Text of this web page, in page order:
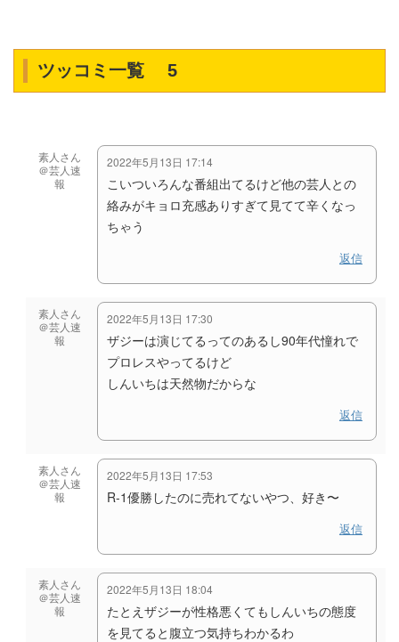
ツッコミ一覧 5
素人さん
＠芸人速
報
2022年5月13日 17:14
こいついろんな番組出てるけど他の芸人との
絡みがキョロ充感ありすぎて見てて辛くなっ
ちゃう
返信
素人さん
＠芸人速
報
2022年5月13日 17:30
ザジーは演じてるってのあるし90年代憧れで
プロレスやってるけど
しんいちは天然物だからな
返信
素人さん
＠芸人速
報
2022年5月13日 17:53
R-1優勝したのに売れてないやつ、好き〜
返信
素人さん
＠芸人速
報
2022年5月13日 18:04
たとえザジーが性格悪くてもしんいちの態度
を見てると腹立つ気持ちわかるわ